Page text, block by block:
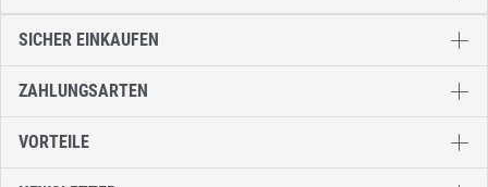
SICHER EINKAUFEN
ZAHLUNGSARTEN
VORTEILE